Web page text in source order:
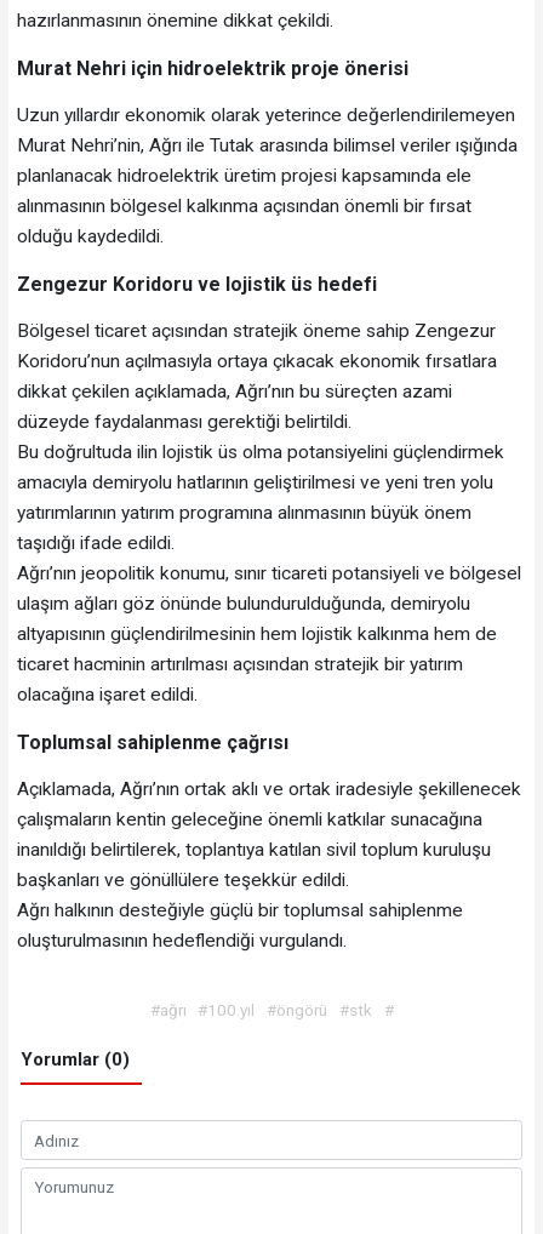
hazırlanmasının önemine dikkat çekildi.
Murat Nehri için hidroelektrik proje önerisi
Uzun yıllardır ekonomik olarak yeterince değerlendirilemeyen
Murat Nehri’nin, Ağrı ile Tutak arasında bilimsel veriler ışığında
planlanacak hidroelektrik üretim projesi kapsamında ele
alınmasının bölgesel kalkınma açısından önemli bir fırsat
olduğu kaydedildi.
Zengezur Koridoru ve lojistik üs hedefi
Bölgesel ticaret açısından stratejik öneme sahip Zengezur
Koridoru’nun açılmasıyla ortaya çıkacak ekonomik fırsatlara
dikkat çekilen açıklamada, Ağrı’nın bu süreçten azami
düzeyde faydalanması gerektiği belirtildi.
Bu doğrultuda ilin lojistik üs olma potansiyelini güçlendirmek
amacıyla demiryolu hatlarının geliştirilmesi ve yeni tren yolu
yatırımlarının yatırım programına alınmasının büyük önem
taşıdığı ifade edildi.
Ağrı’nın jeopolitik konumu, sınır ticareti potansiyeli ve bölgesel
ulaşım ağları göz önünde bulundurulduğunda, demiryolu
altyapısının güçlendirilmesinin hem lojistik kalkınma hem de
ticaret hacminin artırılması açısından stratejik bir yatırım
olacağına işaret edildi.
Toplumsal sahiplenme çağrısı
Açıklamada, Ağrı’nın ortak aklı ve ortak iradesiyle şekillenecek
çalışmaların kentin geleceğine önemli katkılar sunacağına
inanıldığı belirtilerek, toplantıya katılan sivil toplum kuruluşu
başkanları ve gönüllülere teşekkür edildi.
Ağrı halkının desteğiyle güçlü bir toplumsal sahiplenme
oluşturulmasının hedeflendiği vurgulandı.
#ağrı #100.yıl #öngörü #stk #
Yorumlar (0)